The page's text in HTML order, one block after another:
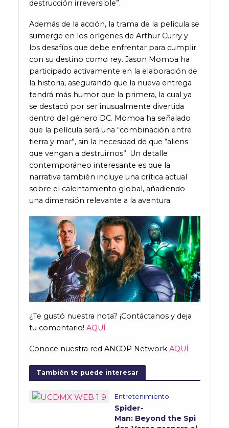
destrucción irreversible”.
Además de la acción, la trama de la película se
sumerge en los orígenes de Arthur Curry y
los desafíos que debe enfrentar para cumplir
con su destino como rey. Jason Momoa ha
participado activamente en la elaboración de
la historia, asegurando que la nueva entrega
tendrá más humor que la primera, la cual ya
se destacó por ser inusualmente divertida
dentro del género DC. Momoa ha señalado
que la película será una “combinación entre
tierra y mar”, sin la necesidad de que “aliens
que vengan a destruirnos”. Un detalle
contemporáneo interesante es que la
narrativa también incluye una crítica actual
sobre el calentamiento global, añadiendo
una dimensión relevante a la aventura.
¿Te gustó nuestra nota? ¡Contáctanos y deja
tu comentario! AQUÍ
Conoce nuestra red ANCOP Network AQUÍ
También te puede interesar
Entretenimiento
Spider-
Man: Beyond the Spi